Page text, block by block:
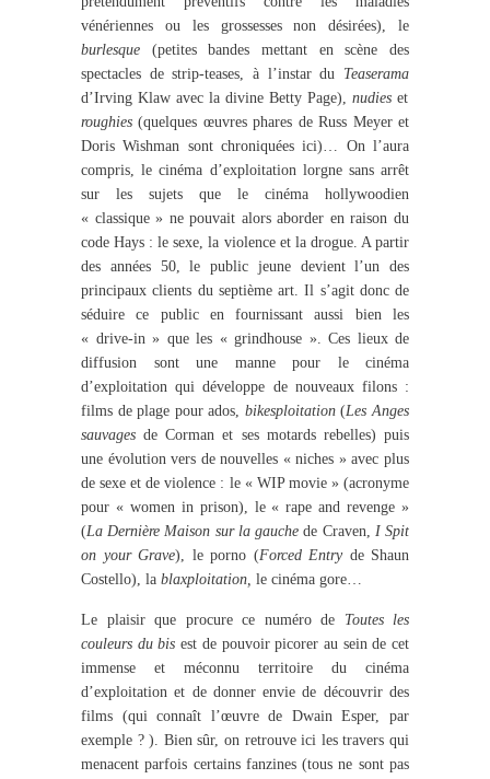
vénériennes ou les grossesses non désirées), le
burlesque (petites bandes mettant en scène des
spectacles de strip-teases, à l’instar du Teaserama
d’Irving Klaw avec la divine Betty Page), nudies et
roughies (quelques œuvres phares de Russ Meyer et
Doris Wishman sont chroniquées ici)… On l’aura
compris, le cinéma d’exploitation lorgne sans arrêt
sur les sujets que le cinéma hollywoodien
« classique » ne pouvait alors aborder en raison du
code Hays : le sexe, la violence et la drogue. A partir
des années 50, le public jeune devient l’un des
principaux clients du septième art. Il s’agit donc de
séduire ce public en fournissant aussi bien les
« drive-in » que les « grindhouse ». Ces lieux de
diffusion sont une manne pour le cinéma
d’exploitation qui développe de nouveaux filons :
films de plage pour ados, bikesploitation(Les Anges
sauvages de Corman et ses motards rebelles) puis
une évolution vers de nouvelles « niches » avec plus
de sexe et de violence : le « WIP movie » (acronyme
pour « women in prison), le « rape and revenge »
(La Dernière Maison sur la gauche de Craven, I Spit
on your Grave), le porno (Forced Entry de Shaun
Costello), la blaxploitation, le cinéma gore…
Le plaisir que procure ce numéro de Toutes les
couleurs du bis est de pouvoir picorer au sein de cet
immense et méconnu territoire du cinéma
d’exploitation et de donner envie de découvrir des
films (qui connaît l’œuvre de Dwain Esper, par
exemple ? ). Bien sûr, on retrouve ici les travers qui
menacent parfois certains fanzines (tous ne sont pas